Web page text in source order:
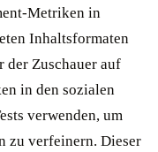
Metriken in
Inhaltsformaten
der Zuschauer auf
in den sozialen
verwenden, um
zu verfeinern. Dieser